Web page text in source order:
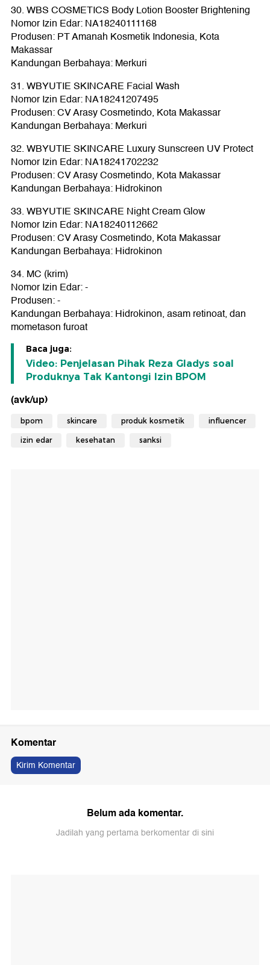
30. WBS COSMETICS Body Lotion Booster Brightening
Nomor Izin Edar: NA18240111168
Produsen: PT Amanah Kosmetik Indonesia, Kota
Makassar
Kandungan Berbahaya: Merkuri
31. WBYUTIE SKINCARE Facial Wash
Nomor Izin Edar: NA18241207495
Produsen: CV Arasy Cosmetindo, Kota Makassar
Kandungan Berbahaya: Merkuri
32. WBYUTIE SKINCARE Luxury Sunscreen UV Protect
Nomor Izin Edar: NA18241702232
Produsen: CV Arasy Cosmetindo, Kota Makassar
Kandungan Berbahaya: Hidrokinon
33. WBYUTIE SKINCARE Night Cream Glow
Nomor Izin Edar: NA18240112662
Produsen: CV Arasy Cosmetindo, Kota Makassar
Kandungan Berbahaya: Hidrokinon
34. MC (krim)
Nomor Izin Edar: -
Produsen: -
Kandungan Berbahaya: Hidrokinon, asam retinoat, dan
mometason furoat
Baca juga:
Video: Penjelasan Pihak Reza Gladys soal
Produknya Tak Kantongi Izin BPOM
(avk/up)
bpom skincare produk kosmetik influencer
izin edar kesehatan sanksi
Komentar
Kirim Komentar
Belum ada komentar.
Jadilah yang pertama berkomentar di sini